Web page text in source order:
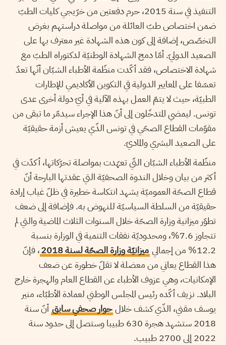
التنفيذ في سنة 2015، حرم دفعتين من خرّيجي كليات الطبّ
ضمن اختصاص طبّ العائلة من مواصلة دراستهم بغرض
التخصّص، إضافة إلى كون هذه الشهادة غير معترف بها على
الصعيد الدوليّ. أمّا دمج الشهادة الوطنيّة لدكتوراه الطبّ مع
شهادة الاختصاص، فقد أكّدت منظّمة الأطباء الشبّان أنّها تعدّ
تعسّفا على المعايير الدولية في التكوين الأكاديمي للإطارات
الطبيّة، حيث لا يتمّ العمل بهذه الآلية في أيّ دولة أخرى عدى
تونس. ليمضي المتدخّلون إلى أنّ هذا الإجراء سيدمّر ما تبقى من
مقوّمات القطاع الصحّي في تونس الذّي يعيش أزمة حقيقيّة
على الصعيد البشري والماديّ.
منظّمة الأطباء الشبّان التّي تعهّدت بمواصلة تحرّكاتها، أكدّت في
أكثر من بيان وخلال الندوة الصحفيّة التي عقدتها البارحة أنّ
قطاع الصحّة العموميّة يشهد انتكاسة خطيرة في ظلّ غياب إرادة
حقيقيّة من السلطة السياسيّة للنهوض به. فإضافة إلى ضعف
تطوّر ميزانية وزارة الصحّة خلال السنوات الثلاث الماضية والتي لم
تتجاوز 7.6%، ومحدوديّة نفقات التنمية في الوزارة بنسبة
12.2% من إجمالي
ميزانيّة وزارة الصحّة لسنة 2018
، فإنّ
هذا القطاع يعاني من معضلة لا تقلّ خطورة عن ضعف
الإمكانيات، وهي عزوف الأطباء عن القطاع العام والهجرة خارج
البلاد. نزيف أكّده رئيس المجلس الوطني لعمادة الأطبّاء، منير
يوسف مقني، الذّي كشف خلال حوار صحفي سابق أنّ سنة
2018 ستشهد هجرة 630 طبيبا وستصل إلى حدود سنة
2022 إلى 2700 طبيب.